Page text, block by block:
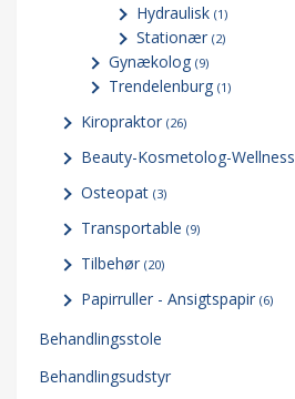
Hydraulisk (1)
Stationær (2)
Gynækolog (9)
Trendelenburg (1)
Kiropraktor (26)
Beauty-Kosmetolog-Wellness
Osteopat (3)
Transportable (9)
Tilbehør (20)
Papirruller - Ansigtspapir (6)
Behandlingsstole
Behandlingsudstyr